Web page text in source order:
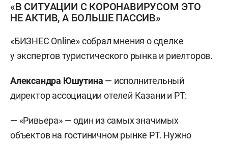
«В СИТУАЦИИ С КОРОНАВИРУСОМ ЭТО
НЕ АКТИВ, А БОЛЬШЕ ПАССИВ»
«БИЗНЕС Online» собрал мнения о сделке
у экспертов туристического рынка и риелторов.
Александра Юшутина — исполнительный
директор ассоциации отелей Казани и РТ:
— «Ривьера» — один из самых значимых
объектов на гостиничном рынке РТ. Нужно